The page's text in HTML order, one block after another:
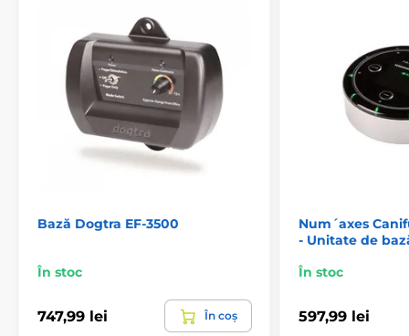
Bază Dogtra EF-3500
În stoc
747,99 lei În coș
Num´axes
- Unitate de
În stoc
597,99 lei